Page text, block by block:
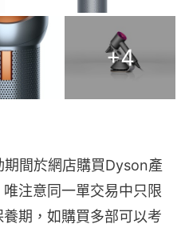
+4
間於網店購買Dyson產
注意同一單交易中只限
期，如購買多部可以考